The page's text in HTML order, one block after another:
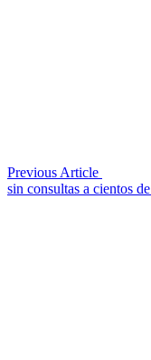
Previous Article
sin consultas a cientos